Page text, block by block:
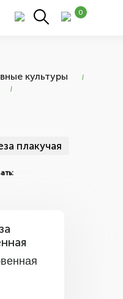
0
культуры
плакучая